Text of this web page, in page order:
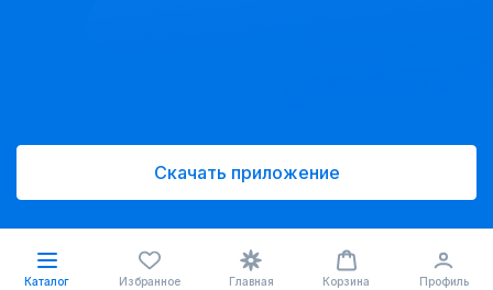
Скачать приложение
Каталог Избранное Главная Корзина Профиль